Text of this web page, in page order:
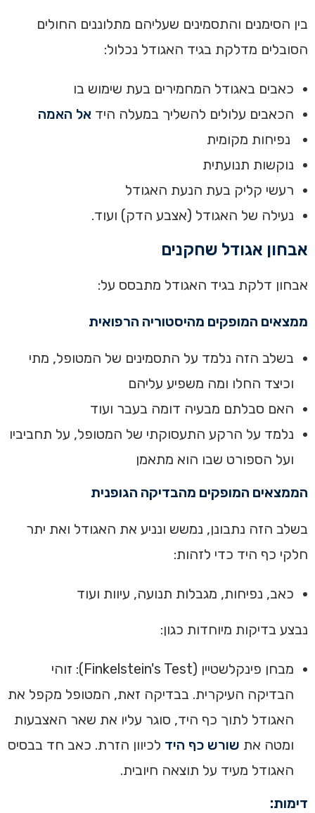
בין הסימנים והתסמינים שעליהם מתלוננים החולים
הסובלים מדלקת בגיד האגודל נכלול:
כאבים באגודל המחמירים בעת שימוש בו
הכאבים עלולים להשליך במעלה היד אל האמה
נפיחות מקומית
נוקשות תנועתית
רעשי קליק בעת הנעת האגודל
נעילה של האגודל (אצבע הדק) ועוד.
אבחון אגודל שחקנים
אבחון דלקת בגיד האגודל מתבסס על:
ממצאים המופקים מהיסטוריה הרפואית
בשלב הזה נלמד על התסמינים של המטופל, מתי
וכיצד החלו ומה משפיע עליהם
האם סבלתם מבעיה דומה בעבר ועוד
נלמד על הרקע התעסוקתי של המטופל, על תחביביו
ועל הספורט שבו הוא מתאמן
הממצאים המופקים מהבדיקה הגופנית
בשלב הזה נתבונן, נמשש ונניע את האגודל ואת יתר
חלקי כף היד כדי לזהות:
כאב, נפיחות, מגבלות תנועה, עיוות ועוד
נבצע בדיקות מיוחדות כגון:
מבחן פינקלשטיין (Finkelstein's Test): זוהי
הבדיקה העיקרית. בבדיקה זאת, המטופל מקפל את
האגודל לתוך כף היד, סוגר עליו את שאר האצבעות
ומטה את שורש כף היד לכיוון הזרת. כאב חד בבסיס
האגודל מעיד על תוצאה חיובית.
דימות: